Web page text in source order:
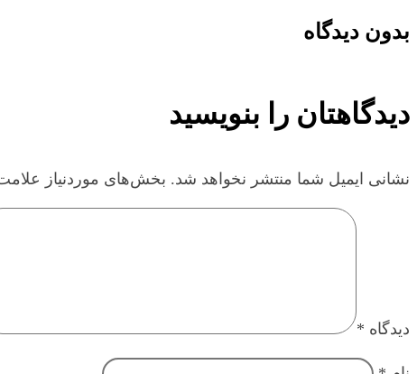
بدون دیدگاه
دیدگاهتان را بنویسید
نشانی ایمیل شما منتشر نخواهد شد. بخش‌های موردنیاز
دیدگاه *